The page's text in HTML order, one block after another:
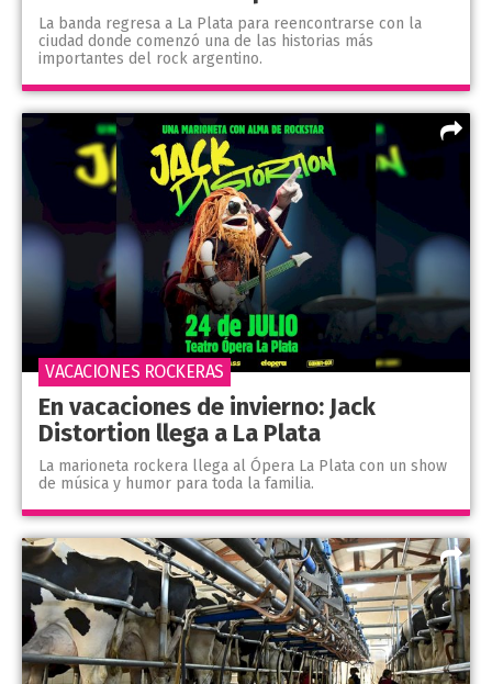
La banda regresa a La Plata para reencontrarse con la
ciudad donde comenzó una de las historias más
importantes del rock argentino.
En vacaciones de invierno: Jack
Distortion llega a La Plata
La marioneta rockera llega al Ópera La Plata con un show
de música y humor para toda la familia.
VACACIONES ROCKERAS